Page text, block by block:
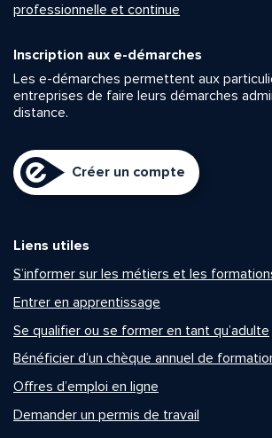
professionnelle et continue
Inscription aux e-démarches
Les e-démarches permettent aux
entreprises de faire leurs démarches
distance.
Créer un compte
Liens utiles
S’informer sur les métiers et les
Entrer en apprentissage
Se qualifier ou se former en tant qu’adulte
Bénéficier d’un chèque annuel de
Offres d’emploi en ligne
Demander un permis de travail